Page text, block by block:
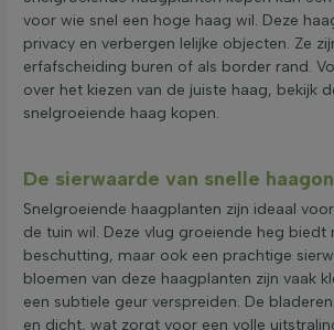
voor wie snel een hoge haag wil. Deze
privacy en verbergen lelijke objecten. Ze
erfafscheiding buren of als border rand.
over het kiezen van de juiste haag, bekijk
snelgroeiende haag kopen.
De sierwaarde van snelle
Snelgroeiende haagplanten zijn ideaal
de tuin wil. Deze vlug groeiende heg biedt
beschutting, maar ook een prachtige
bloemen van deze haagplanten zijn vaak
een subtiele geur verspreiden. De
en dicht, wat zorgt voor een volle